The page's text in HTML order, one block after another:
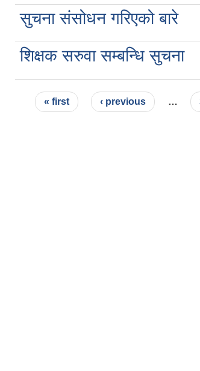
सुचना संसोधन गरिएको बारे
शिक्षक सरुवा सम्बन्धि सुचना
Pages
« first ‹ previous …